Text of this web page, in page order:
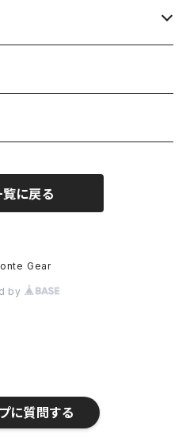
に質問する
に戻る
Gear
by